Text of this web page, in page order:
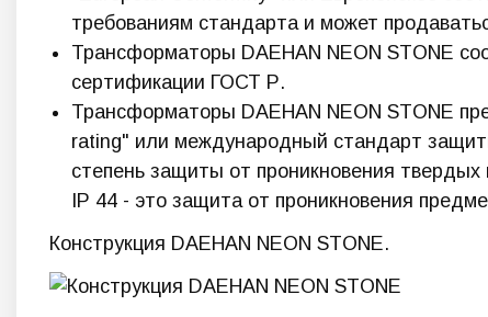
требованиям стандарта и может
Трансформаторы DAEHAN NEON STONE
сертификации ГОСТ Р.
Трансформаторы DAEHAN NEON STONE
rating" или международный стандарт
степень защиты от проникновения
IP 44 - это защита от проникновения
Конструкция DAEHAN NEON STONE.